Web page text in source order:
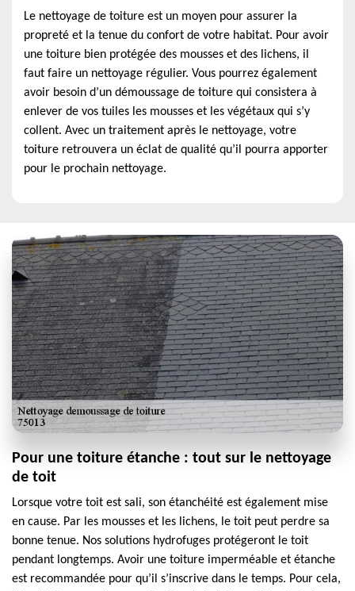
Le nettoyage de toiture est un moyen pour assurer la
propreté et la tenue du confort de votre habitat. Pour avoir
une toiture bien protégée des mousses et des lichens, il
faut faire un nettoyage régulier. Vous pourrez également
avoir besoin d’un démoussage de toiture qui consistera à
enlever de vos tuiles les mousses et les végétaux qui s’y
collent. Avec un traitement après le nettoyage, votre
toiture retrouvera un éclat de qualité qu’il pourra apporter
pour le prochain nettoyage.
Pour une toiture étanche : tout sur le nettoyage
de toit
Lorsque votre toit est sali, son étanchéité est également mise
en cause. Par les mousses et les lichens, le toit peut perdre sa
bonne tenue. Nos solutions hydrofuges protégeront le toit
pendant longtemps. Avoir une toiture imperméable et étanche
est recommandée pour qu’il s’inscrive dans le temps. Pour cela,